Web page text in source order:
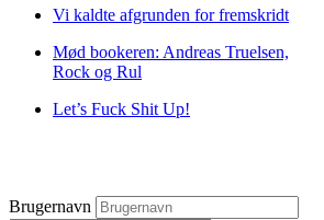
Vi kaldte afgrunden for fremskridt
Mød bookeren: Andreas Truelsen,
Rock og Rul
Let’s Fuck Shit Up!
Brugernavn